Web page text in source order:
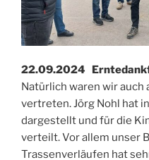
22.09.2024
Natürlich waren wir
vertreten. Jörg Nohl hat
dargestellt und für die
verteilt. Vor allem unser
Trassenverläufen hat